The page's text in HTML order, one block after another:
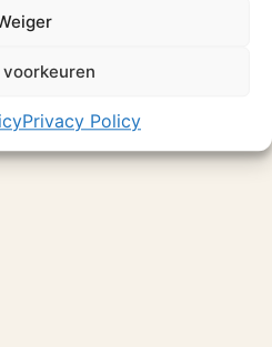
voorkeuren
Privacy Policy
staan.
bijzondere plaats? Bekijk